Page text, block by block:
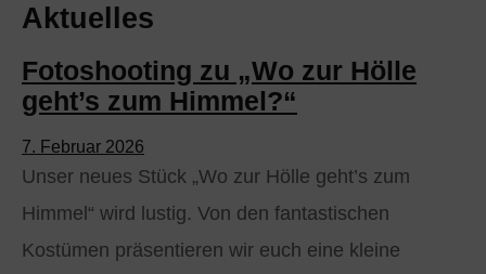
Aktuelles
Fotoshooting zu „Wo zur Hölle
geht’s zum Himmel?“
7. Februar 2026
Unser neues Stück „Wo zur Hölle geht’s zum
Himmel“ wird lustig. Von den fantastischen
Kostümen präsentieren wir euch eine kleine